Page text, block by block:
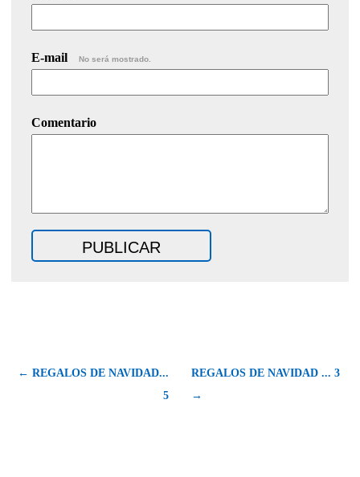
E-mail No será mostrado.
Comentario
← REGALOS DE NAVIDAD...
5
REGALOS DE NAVIDAD ... 3
→